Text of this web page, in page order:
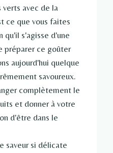
verts avec de la
ce que vous faites
qu'il s'agisse d'une
préparer ce goûter
aujourd'hui quelque
savoureux.
complètement le
et donner à votre
d'être dans le
saveur si délicate